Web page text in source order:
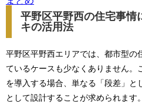
平野区平野西の住宅事情
キの活用法
平野区平野西エリアでは、都市型の
ているケースも少なくありません。
を導入する場合、単なる「段差」と
として設計することが求められます。